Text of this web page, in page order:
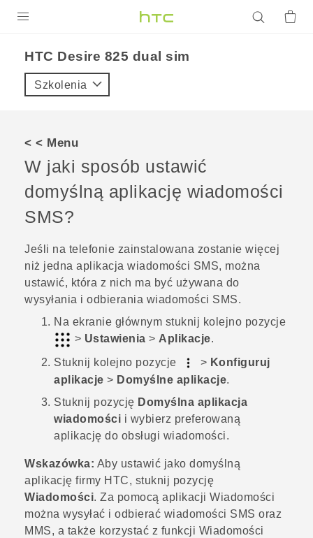
VIVE
VIVERSE
POMOC TECHNICZNA
Urządzenia i akcesoria HTC
Zaloguj się
HTC Desire 825 dual sim‎
Szkolenia
< < Menu
W jaki sposób ustawić
domyślną aplikację wiadomości
SMS?
Jeśli na telefonie zainstalowana zostanie więcej
niż jedna aplikacja wiadomości SMS, można
ustawić, która z nich ma być używana do
wysyłania i odbierania wiadomości SMS.
Na ekranie głównym stuknij kolejno pozycje
> Ustawienia > Aplikacje.
Stuknij kolejno pozycje
> Konfiguruj
aplikacje > Domyślne aplikacje.
Stuknij pozycję Domyślna aplikacja
wiadomości i wybierz preferowaną
aplikację do obsługi wiadomości.
Wskazówka: Aby ustawić jako domyślną
aplikację firmy HTC, stuknij pozycję
Wiadomości. Za pomocą aplikacji Wiadomości
można wysyłać i odbierać wiadomości SMS oraz
MMS, a także korzystać z funkcji Wiadomości